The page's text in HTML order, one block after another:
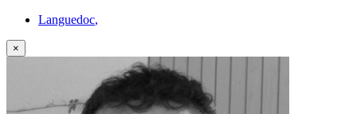
Languedoc,
×